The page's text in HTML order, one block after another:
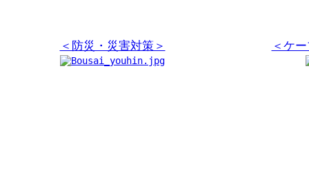
＜防災・災害対策＞ ＜ケ